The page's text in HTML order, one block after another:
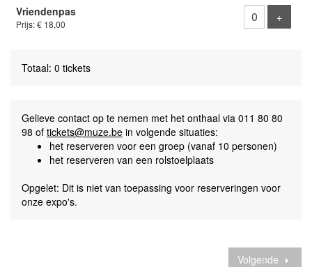
Vriendenpas
Prijs: € 18,00
+Voeg
Totaal: 0 tickets
Gelieve contact op te nemen met het onthaal via 011 80 80
98 of tickets@muze.be in volgende situaties:
het reserveren voor een groep (vanaf 10 personen)
het reserveren van een rolstoelplaats
Opgelet: Dit is niet van toepassing voor reserveringen voor
onze expo's.
Volgende